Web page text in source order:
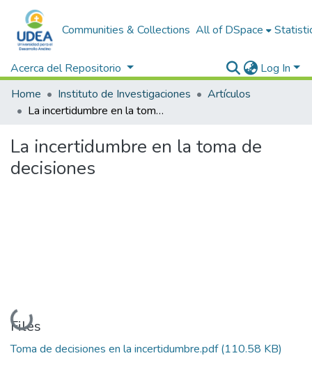
Communities & Collections All of DSpace
Acerca del Repositorio
Log In
Home
Instituto de Investigaciones
Artículos
La incertidumbre en la toma de decisiones
La incertidumbre en la toma de
decisiones
Loading...
Files
Toma de decisiones en la incertidumbre.pdf(110.58 KB)